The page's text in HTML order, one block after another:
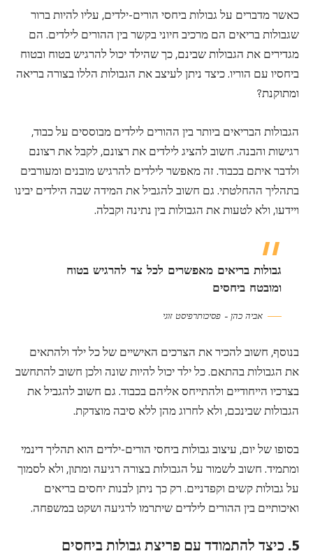
כאשר מדברים על גבולות ביחסי הורים-ילדים, עליו להיות ברור
שגבולות בריאים הם מרכיב חיוני בקשר בין ההורים לילדים. הם
מגדירים את הגבולות שבינם, כך שהילד יכול להרגיש בטוח ובטוח
ביחסיו עם הוריו. כיצד ניתן לעיצב את הגבולות הללו בצורה בריאה
ומתוקנת?
הגבולות הבריאים ביותר בין ההורים לילדים מבוססים על כבוד,
רגישות והבנה. חשוב להציג לילדים את רצונם, לקבל את רצונם
ולדבר איתם בכבוד. זה מאפשר לילדים להרגיש מובנים ומעורבים
בתהליך ההחלטתי. גם חשוב להגביל את המידה שבה הילדים יבינו
ויידעו, ולא לטעות את הגבולות בין נתינה וקבלה.
גבולות בריאים מאפשרים לכל צד להרגיש בטוח
ומובטח ביחסים
אביה כהן – פסיכותרפיסט זוגי
בנוסף, חשוב להכיר את הצרכים האישיים של כל ילד ולהתאים
את הגבולות בהתאם. כל ילד יכול להיות שונה ולכן חשוב להתחשב
בצרכיו הייחודיים ולהתייחס אליהם בכבוד. גם חשוב להגביל את
הגבולות שבינכם, ולא לחרוג מהן ללא סיבה מוצדקת.
בסופו של יום, עיצוב גבולות ביחסי הורים-ילדים הוא תהליך דינמי
ומתמיד. חשוב לשמור על הגבולות בצורה רגיעה ומתון, ולא לסמוך
על גבולות קשים וקפדניים. רק כך ניתן לבנות יחסים בריאים
ואיכותיים בין ההורים לילדים שיתרמו לרגיעה ושקט במשפחה.
5. כיצד להתמודד עם פריצת גבולות ביחסים